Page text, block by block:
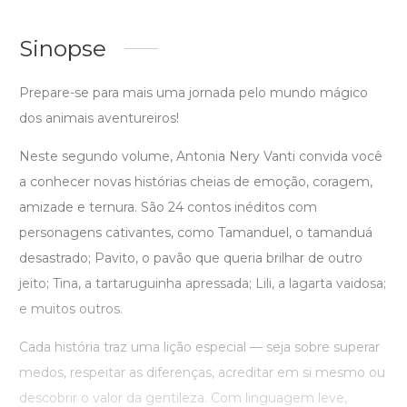
Sinopse
Prepare-se para mais uma jornada pelo mundo mágico
dos animais aventureiros!
Neste segundo volume, Antonia Nery Vanti convida você
a conhecer novas histórias cheias de emoção, coragem,
amizade e ternura. São 24 contos inéditos com
personagens cativantes, como Tamanduel, o tamanduá
desastrado; Pavito, o pavão que queria brilhar de outro
jeito; Tina, a tartaruguinha apressada; Lili, a lagarta vaidosa;
e muitos outros.
Cada história traz uma lição especial — seja sobre superar
medos, respeitar as diferenças, acreditar em si mesmo ou
descobrir o valor da gentileza. Com linguagem leve,